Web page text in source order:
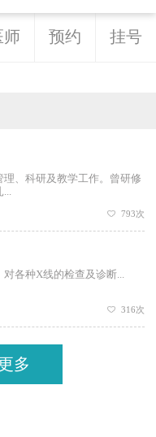
师 预约 挂号
、科研及教学工作。曾研修
793次
各种X线的检查及诊断...
316次
多